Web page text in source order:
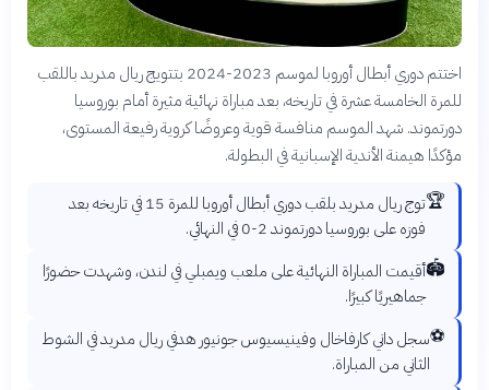
اختتم دوري أبطال أوروبا لموسم 2023-2024 بتتويج ريال مدريد باللقب
للمرة الخامسة عشرة في تاريخه، بعد مباراة نهائية مثيرة أمام بوروسيا
دورتموند. شهد الموسم منافسة قوية وعروضًا كروية رفيعة المستوى،
مؤكدًا هيمنة الأندية الإسبانية في البطولة.
🏆
توج ريال مدريد بلقب دوري أبطال أوروبا للمرة 15 في تاريخه بعد
فوزه على بوروسيا دورتموند 2-0 في النهائي.
🏟️أقيمت المباراة النهائية على ملعب ويمبلي في لندن، وشهدت حضورًا
جماهيريًا كبيرًا.
⚽سجل داني كارفاخال وفينيسيوس جونيور هدفي ريال مدريد في الشوط
الثاني من المباراة.